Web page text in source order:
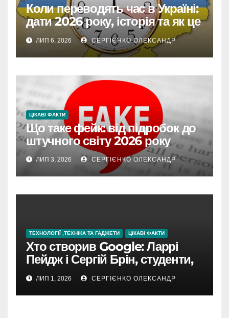
Коли переводять час в Україні:
дати 2026 року, історія та як це
впливає на життя
ЛИП 6, 2026 СЕРГІЄНКО ОЛЕКСАНДР
ЦІКАВІ ФАКТИ
Що таке фейк: від підробок до
штучного світу 2026 року
ЛИП 3, 2026 СЕРГІЄНКО ОЛЕКСАНДР
ТЕХНОЛОГІЇ ,ТЕХНІКА ТА ГАДЖЕТИ ЦІКАВІ ФАКТИ
Хто створив Google: Ларрі
Пейдж і Сергій Брін, студенти,
чия ідея підкорила інтернет
ЛИП 1, 2026 СЕРГІЄНКО ОЛЕКСАНДР